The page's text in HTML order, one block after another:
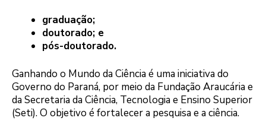
graduação;
doutorado; e
pós-doutorado.
Ganhando o Mundo da Ciência é uma iniciativa do
Governo do Paraná, por meio da Fundação Araucária e
da Secretaria da Ciência, Tecnologia e Ensino Superior
(Seti). O objetivo é fortalecer a pesquisa e a ciência.